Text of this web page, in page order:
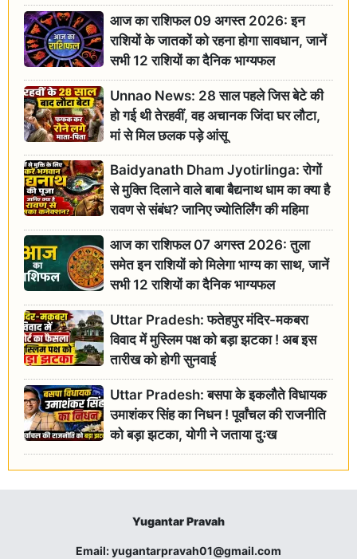
आज का राशिफल 09 अगस्त 2026: इन
राशियों के जातकों को रहना होगा सावधान, जानें
सभी 12 राशियों का दैनिक भाग्यफल
Unnao News: 28 साल पहले जिस बेटे की
हो गई थी तेरहवीं, वह अचानक जिंदा घर लौटा,
मां से मिल छलक पड़े आंसू
Baidyanath Dham Jyotirlinga: रोगों
से मुक्ति दिलाने वाले बाबा बैद्यनाथ धाम का क्या है
रावण से संबंध? जानिए ज्योतिर्लिंग की महिमा
आज का राशिफल 07 अगस्त 2026: तुला
समेत इन राशियों को मिलेगा भाग्य का साथ, जानें
सभी 12 राशियों का दैनिक भाग्यफल
Uttar Pradesh: फतेहपुर मंदिर-मकबरा
विवाद में मुस्लिम पक्ष को बड़ा झटका ! अब इस
तारीख को होगी सुनवाई
Uttar Pradesh: बसपा के इकलौते विधायक
उमाशंकर सिंह का निधन ! पूर्वांचल की राजनीति
को बड़ा झटका, योगी ने जताया दुःख
Yugantar Pravah
Email:yugantarpravah01@gmail.com